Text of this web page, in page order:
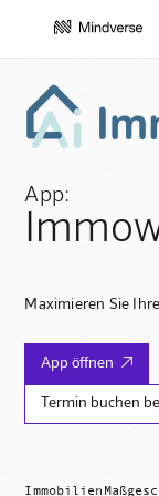
App:
Maximieren Sie
App öffnen 
Termin buchen
Immobilien